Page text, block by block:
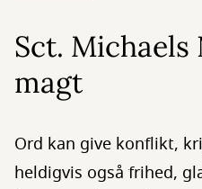
Sct.
magt
Ord kan give konflikt,
heldigvis også frihed,